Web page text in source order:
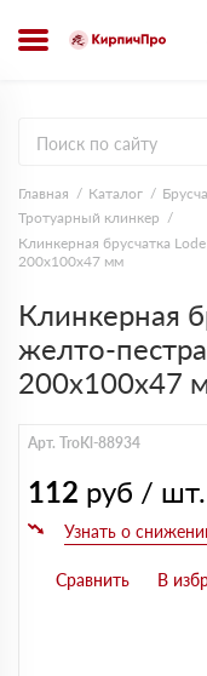
Главная Каталог
Тротуарный клинкер
Клинкерная брусчатка
200x100x47 мм
Клинкерная
желто-
200x100x47
Арт. TroKl-88934
112 руб / шт.